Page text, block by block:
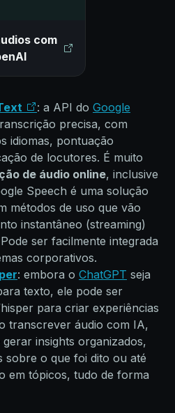
com
: a API do Google
precisa, com
idiomas, pontuação
de locutores. É muito
de áudio online, inclusive
Speech é uma solução
métodos de uso que vão
instantâneo (streaming)
ser facilmente integrada
corporativos.
: embora o ChatGPT seja
texto, ele pode ser
para criar experiências
transcrever áudio com IA,
insights organizados,
sobre o que foi dito ou até
em tópicos, tudo de forma